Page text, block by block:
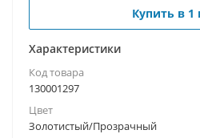
Купить в 1
Характеристики
Код товара
130001297
Цвет
Золотистый/Прозрачный